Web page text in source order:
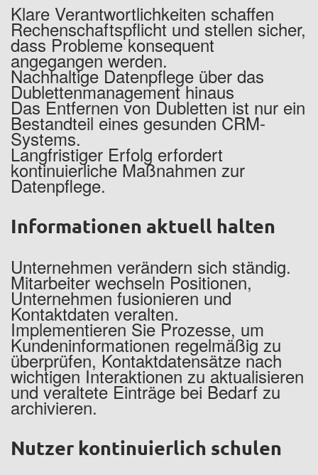
Klare Verantwortlichkeiten schaffen
Rechenschaftspflicht und stellen sicher,
dass Probleme konsequent
angegangen werden.
Nachhaltige Datenpflege über das
Dublettenmanagement hinaus
Das Entfernen von Dubletten ist nur ein
Bestandteil eines gesunden CRM-
Systems.
Langfristiger Erfolg erfordert
kontinuierliche Maßnahmen zur
Datenpflege.
Informationen aktuell halten
Unternehmen verändern sich ständig.
Mitarbeiter wechseln Positionen,
Unternehmen fusionieren und
Kontaktdaten veralten.
Implementieren Sie Prozesse, um
Kundeninformationen regelmäßig zu
überprüfen, Kontaktdatensätze nach
wichtigen Interaktionen zu aktualisieren
und veraltete Einträge bei Bedarf zu
archivieren.
Nutzer kontinuierlich schulen